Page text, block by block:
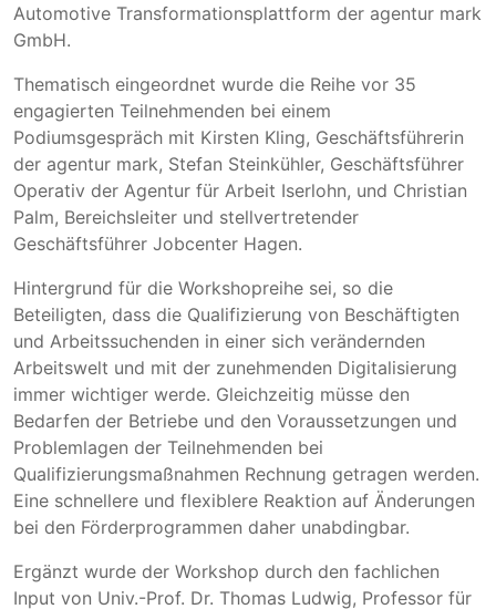
Automotive Transformationsplattform der agentur mark
GmbH.
Thematisch eingeordnet wurde die Reihe vor 35
engagierten Teilnehmenden bei einem
Podiumsgespräch mit Kirsten Kling, Geschäftsführerin
der agentur mark, Stefan Steinkühler, Geschäftsführer
Operativ der Agentur für Arbeit Iserlohn, und Christian
Palm, Bereichsleiter und stellvertretender
Geschäftsführer Jobcenter Hagen.
Hintergrund für die Workshopreihe sei, so die
Beteiligten, dass die Qualifizierung von Beschäftigten
und Arbeitssuchenden in einer sich verändernden
Arbeitswelt und mit der zunehmenden Digitalisierung
immer wichtiger werde. Gleichzeitig müsse den
Bedarfen der Betriebe und den Voraussetzungen und
Problemlagen der Teilnehmenden bei
Qualifizierungsmaßnahmen Rechnung getragen werden.
Eine schnellere und flexiblere Reaktion auf Änderungen
bei den Förderprogrammen daher unabdingbar.
Ergänzt wurde der Workshop durch den fachlichen
Input von Univ.-Prof. Dr. Thomas Ludwig, Professor für